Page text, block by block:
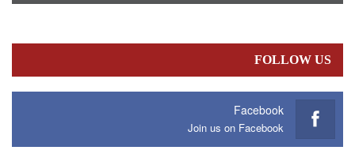
FOLLOW US
Facebook
Join us on Facebook